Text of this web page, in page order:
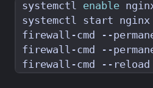
systemctl enable
firewall-cmd --
firewall-cmd --